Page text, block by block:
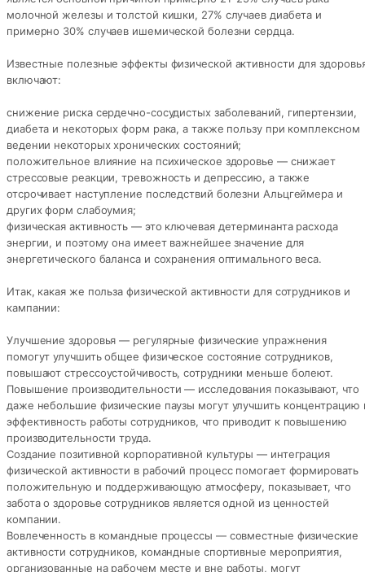
молочной железы и толстой кишки, 27% случаев диабета и
примерно 30% случаев ишемической болезни сердца.
Известные полезные эффекты физической активности для
включают:
снижение риска сердечно-сосудистых заболеваний, гипертензии,
диабета и некоторых форм рака, а также пользу при комплексном
ведении некоторых хронических состояний;
положительное влияние на психическое здоровье — снижает
стрессовые реакции, тревожность и депрессию, а также
отсрочивает наступление последствий болезни Альцгеймера и
других форм слабоумия;
физическая активность — это ключевая детерминанта расхода
энергии, и поэтому она имеет важнейшее значение для
энергетического баланса и сохранения оптимального веса.
Итак, какая же польза физической активности для сотрудников и
кампании:
Улучшение здоровья — регулярные физические упражнения
помогут улучшить общее физическое состояние сотрудников,
повышают стрессоустойчивость, сотрудники меньше болеют.
Повышение производительности — исследования показывают, что
даже небольшие физические паузы могут улучшить концентрацию
эффективность работы сотрудников, что приводит к повышению
производительности труда.
Создание позитивной корпоративной культуры — интеграция
физической активности в рабочий процесс помогает формировать
положительную и поддерживающую атмосферу, показывает, что
забота о здоровье сотрудников является одной из ценностей
компании.
Вовлеченность в командные процессы — совместные физические
активности сотрудников, командные спортивные мероприятия,
организованные на рабочем месте и вне работы, могут